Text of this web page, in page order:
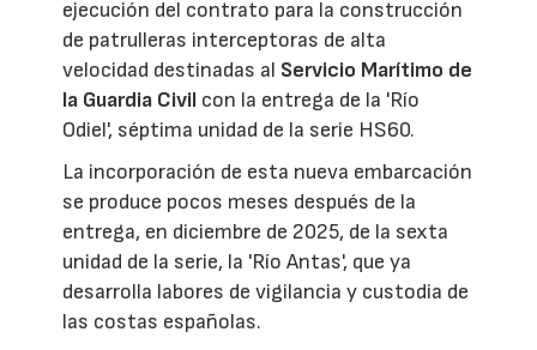
ejecución del contrato para la construcción
de patrulleras interceptoras de alta
velocidad destinadas al Servicio Marítimo de
la Guardia Civil con la entrega de la 'Río
Odiel', séptima unidad de la serie HS60.
La incorporación de esta nueva embarcación
se produce pocos meses después de la
entrega, en diciembre de 2025, de la sexta
unidad de la serie, la 'Río Antas', que ya
desarrolla labores de vigilancia y custodia de
las costas españolas.